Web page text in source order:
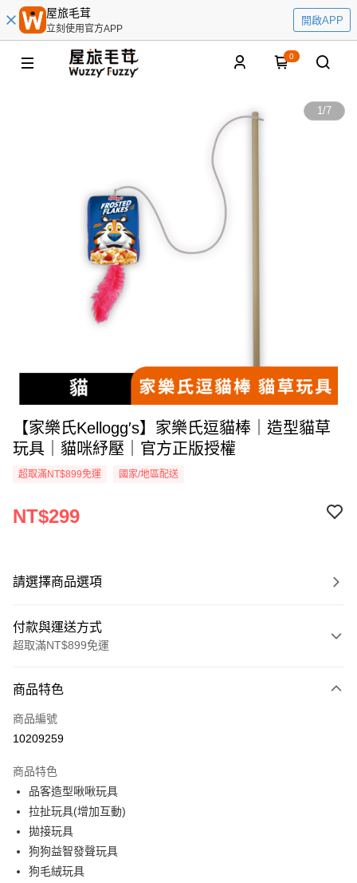
屋旅毛茸
立刻使用官方APP
開啟APP
0
1/7
【家樂氏Kellogg′s】家樂氏逗貓棒｜造型貓草
玩具｜貓咪紓壓｜官方正版授權
超取滿NT$899免運 國家/地區配送
NT$299
請選擇商品選項
付款與運送方式
超取滿NT$899免運
信用卡一次付款
超商取貨付款
Apple Pay
街口支付
悠遊付
ATM付款
商品特色
商品編號
10209259
商品特色
品客造型啾啾玩具
拉扯玩具(增加互動)
拋接玩具
狗狗益智發聲玩具
狗毛絨玩具